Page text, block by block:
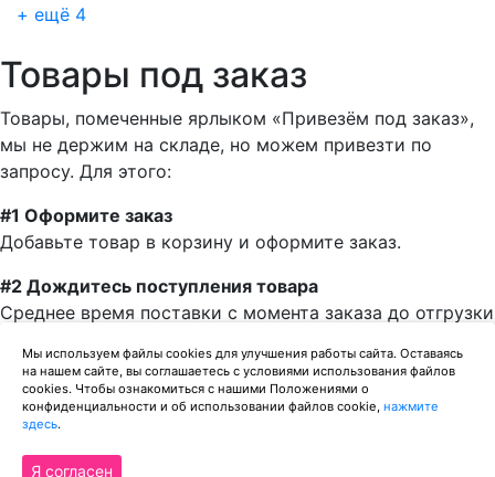
+ ещё 4
Товары под заказ
Товары, помеченные ярлыком «Привезём под заказ»,
мы не держим на складе, но можем привезти по
запросу. Для этого:
#1 Оформите заказ
Добавьте товар в корзину и оформите заказ.
#2 Дождитесь поступления товара
Среднее время поставки с момента заказа до отгрузки
#3 Получите товар
Можно забрать товар в нашем магазине, или заказать
доставку до дома. Можем отправить заказ
транспортной компанией.
Мы используем файлы cookies для улучшения работы сайта. Оставаясь
на нашем сайте, вы соглашаетесь с условиями использования файлов
cookies. Чтобы ознакомиться с нашими Положениями о
конфиденциальности и об использовании файлов cookie, нажмите
здесь.
Я согласен